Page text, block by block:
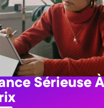
Sérieuse À